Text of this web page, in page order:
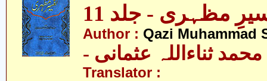
مظہری - جلد 11
Author : Qazi Muhammad
ثناءاللہ عثمانی
Translator :